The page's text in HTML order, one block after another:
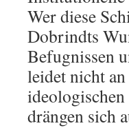
Wer diese
Dobrindts
Befugnissen
leidet nicht
drängen sich